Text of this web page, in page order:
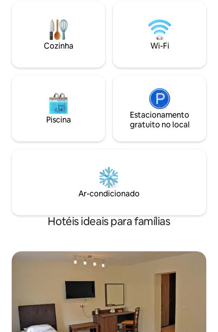
de ônibus, paradas de transporte público
e de metrô. Em 10 minutos, você pode
caminhar até a Pirotska Blvd., Blvd.
Vitoshka, Shopping Sofia, Praça Sv.
e restaurantes. Nossa equipe amigável
tornará sua
luxo e
Hotel Novita!
Cozinha Wi-Fi
Piscina
Estacionamento
gratuito no local
Ar-condicionado
Hotéis ideais para famílias